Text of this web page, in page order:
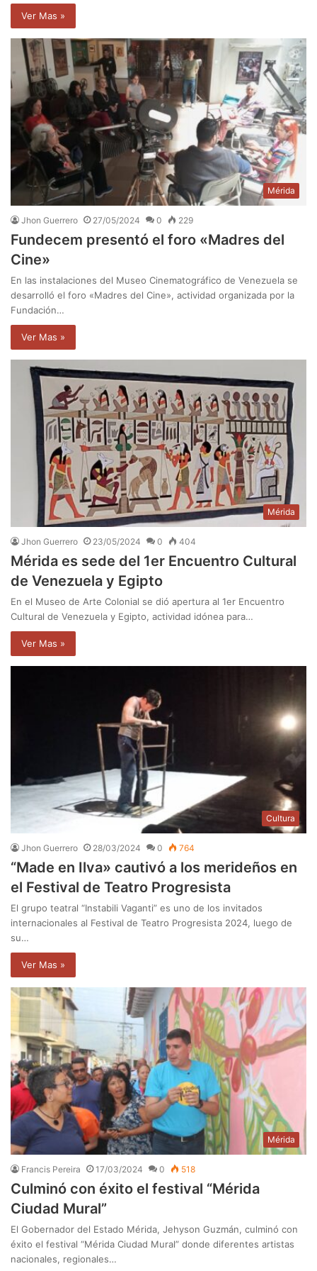
Ver Mas »
Mérida
Jhon Guerrero 27/05/2024 0 229
Fundecem presentó el foro «Madres del
Cine»
En las instalaciones del Museo Cinematográfico de Venezuela se
desarrolló el foro «Madres del Cine», actividad organizada por la
Fundación…
Ver Mas »
Mérida
Jhon Guerrero 23/05/2024 0 404
Mérida es sede del 1er Encuentro Cultural
de Venezuela y Egipto
En el Museo de Arte Colonial se dió apertura al 1er Encuentro
Cultural de Venezuela y Egipto, actividad idónea para…
Ver Mas »
Cultura
Jhon Guerrero 28/03/2024 0 764
“Made en Ilva» cautivó a los merideños en
el Festival de Teatro Progresista
El grupo teatral “Instabili Vaganti” es uno de los invitados
internacionales al Festival de Teatro Progresista 2024, luego de
su…
Ver Mas »
Mérida
Francis Pereira 17/03/2024 0 518
Culminó con éxito el festival “Mérida
Ciudad Mural”
El Gobernador del Estado Mérida, Jehyson Guzmán, culminó con
éxito el festival “Mérida Ciudad Mural” donde diferentes artistas
nacionales, regionales…